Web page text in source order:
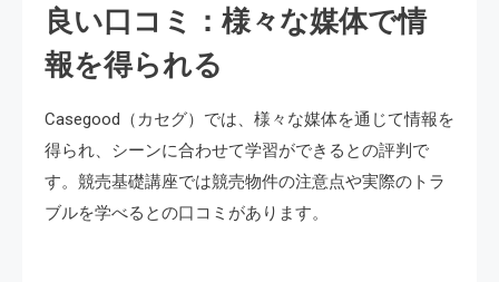
良い口コミ：様々な媒体で情
報を得られる
Casegood（カセグ）では、様々な媒体を通じて情報を
得られ、シーンに合わせて学習ができるとの評判で
す。競売基礎講座では競売物件の注意点や実際のトラ
ブルを学べるとの口コミがあります。